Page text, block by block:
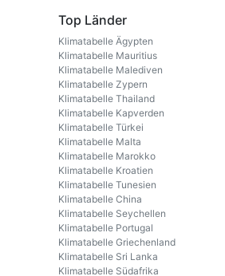
Top Länder
Klimatabelle Ägypten
Klimatabelle Mauritius
Klimatabelle Malediven
Klimatabelle Zypern
Klimatabelle Thailand
Klimatabelle Kapverden
Klimatabelle Türkei
Klimatabelle Malta
Klimatabelle Marokko
Klimatabelle Kroatien
Klimatabelle Tunesien
Klimatabelle China
Klimatabelle Seychellen
Klimatabelle Portugal
Klimatabelle Griechenland
Klimatabelle Sri Lanka
Klimatabelle Südafrika